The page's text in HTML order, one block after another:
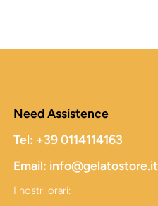
Need Assistence
Tel: +39 0114114163
Email: info@gelatostore.it
I nostri orari: